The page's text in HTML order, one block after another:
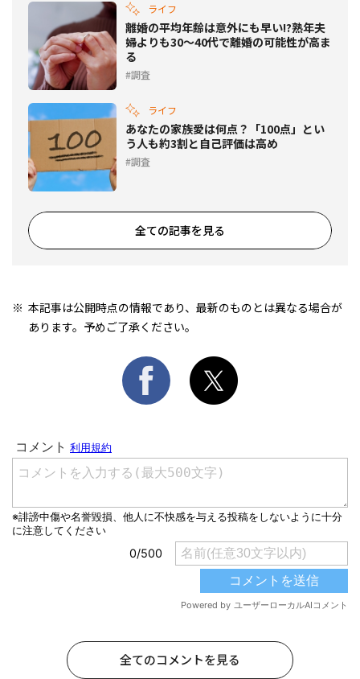
ライフ
離婚の平均年齢は意外にも早い!?熟年夫
婦よりも30～40代で離婚の可能性が高ま
る
調査
ライフ
あなたの家族愛は何点？「100点」とい
う人も約3割と自己評価は高め
調査
全ての記事を見る
本記事は公開時点の情報であり、最新のものとは異なる場合が
あります。予めご了承ください。
全てのコメントを見る